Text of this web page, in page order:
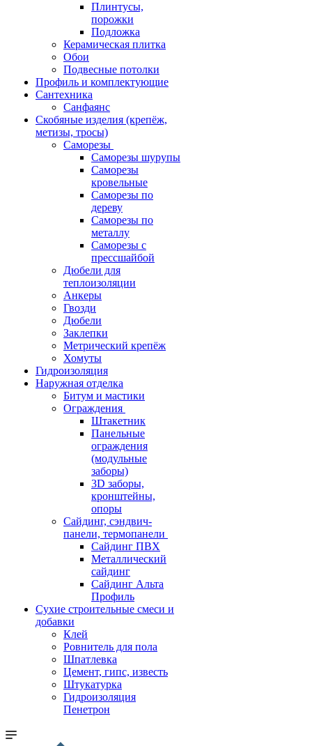
Плинтусы,
порожки
Подложка
Керамическая плитка
Обои
Подвесные потолки
Профиль и комплектующие
Сантехника
Санфаянс
Скобяные изделия (крепёж,
метизы, тросы)
Саморезы
Саморезы шурупы
Саморезы
кровельные
Саморезы по
дереву
Саморезы по
металлу
Саморезы с
прессшайбой
Дюбели для
теплоизоляции
Анкеры
Гвозди
Дюбели
Заклепки
Метрический крепёж
Хомуты
Гидроизоляция
Наружная отделка
Битум и мастики
Ограждения
Штакетник
Панельные
ограждения
(модульные
заборы)
3D заборы,
кронштейны,
опоры
Cайдинг, сэндвич-
панели, термопанели
Сайдинг ПВХ
Металлический
сайдинг
Сайдинг Альта
Профиль
Сухие строительные смеси и
добавки
Клей
Ровнитель для пола
Шпатлевка
Цемент, гипс, известь
Штукатурка
Гидроизоляция
Пенетрон